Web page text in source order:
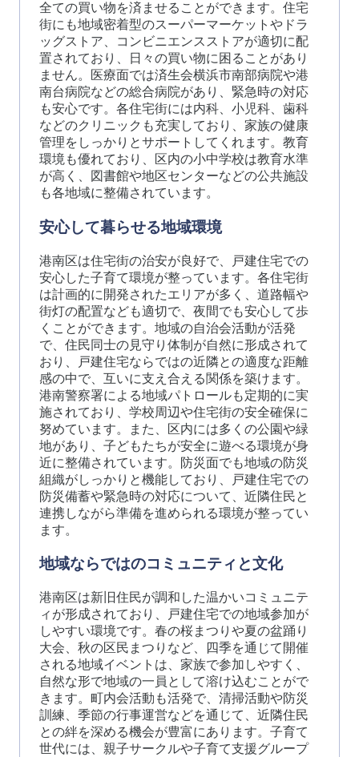
全ての買い物を済ませることができます。住宅
街にも地域密着型のスーパーマーケットやドラ
ッグストア、コンビニエンスストアが適切に配
置されており、日々の買い物に困ることがあり
ません。医療面では済生会横浜市南部病院や港
南台病院などの総合病院があり、緊急時の対応
も安心です。各住宅街には内科、小児科、歯科
などのクリニックも充実しており、家族の健康
管理をしっかりとサポートしてくれます。教育
環境も優れており、区内の小中学校は教育水準
が高く、図書館や地区センターなどの公共施設
も各地域に整備されています。
安心して暮らせる地域環境
港南区は住宅街の治安が良好で、戸建住宅での
安心した子育て環境が整っています。各住宅街
は計画的に開発されたエリアが多く、道路幅や
街灯の配置なども適切で、夜間でも安心して歩
くことができます。地域の自治会活動が活発
で、住民同士の見守り体制が自然に形成されて
おり、戸建住宅ならではの近隣との適度な距離
感の中で、互いに支え合える関係を築けます。
港南警察署による地域パトロールも定期的に実
施されており、学校周辺や住宅街の安全確保に
努めています。また、区内には多くの公園や緑
地があり、子どもたちが安全に遊べる環境が身
近に整備されています。防災面でも地域の防災
組織がしっかりと機能しており、戸建住宅での
防災備蓄や緊急時の対応について、近隣住民と
連携しながら準備を進められる環境が整ってい
ます。
地域ならではのコミュニティと文化
港南区は新旧住民が調和した温かいコミュニテ
ィが形成されており、戸建住宅での地域参加が
しやすい環境です。春の桜まつりや夏の盆踊り
大会、秋の区民まつりなど、四季を通じて開催
される地域イベントは、家族で参加しやすく、
自然な形で地域の一員として溶け込むことがで
きます。町内会活動も活発で、清掃活動や防災
訓練、季節の行事運営などを通じて、近隣住民
との絆を深める機会が豊富にあります。子育て
世代には、親子サークルや子育て支援グループ